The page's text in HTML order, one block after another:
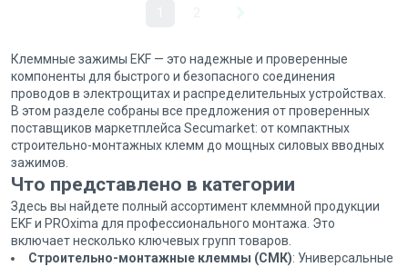
Клеммные зажимы EKF — это надежные и проверенные
компоненты для быстрого и безопасного соединения
проводов в электрощитах и распределительных устройствах.
В этом разделе собраны все предложения от проверенных
поставщиков маркетплейса Secumarket: от компактных
строительно-монтажных клемм до мощных силовых вводных
зажимов.
Что представлено в категории
Здесь вы найдете полный ассортимент клеммной продукции
EKF и PROxima для профессионального монтажа. Это
включает несколько ключевых групп товаров.
Строительно-монтажные клеммы (СМК): Универсальные